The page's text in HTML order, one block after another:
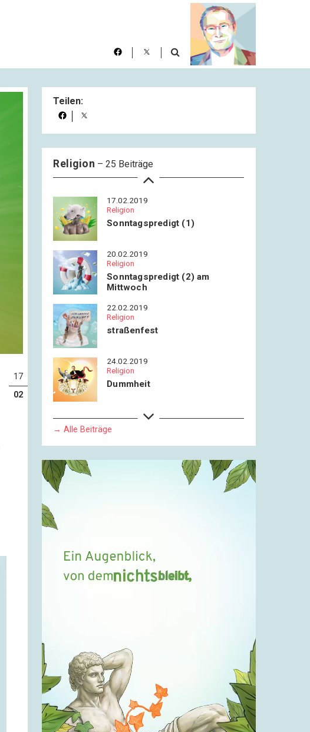
17
02
Teilen:
Religion – 25 Beiträge
Religion
15.02.2019
Die letzten Dinge (2)
17.02.2019
Religion
Sonntagspredigt (1)
20.02.2019
Religion
Sonntagspredigt (2) am
Mittwoch
22.02.2019
Religion
straßenfest
24.02.2019
Religion
Dummheit
19.04.2019
→ Alle Beiträge